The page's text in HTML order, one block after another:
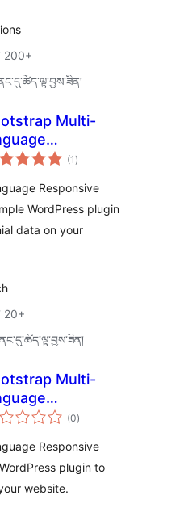
200+
Multi-
(1 གདེང་
འཇོག་
ཚང་།
)
Responsive
WordPress plugin
data on your
20+
Multi-
Gallery
(0གདེང་
འཇོག་
ཚང་།
)
Responsive
plugin to
website.